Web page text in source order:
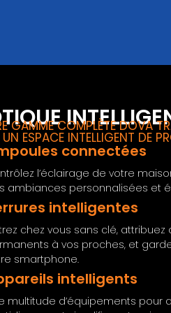
GAMME COMPLÈTE DOVA
ESPACE INTELLIGENT DE
connectées
l’éclairage de votre
ambiances personnalisées et
intelligentes
chez vous sans clé,
à vos proches, et
smartphone.
intelligents
multitude d’équipements pour